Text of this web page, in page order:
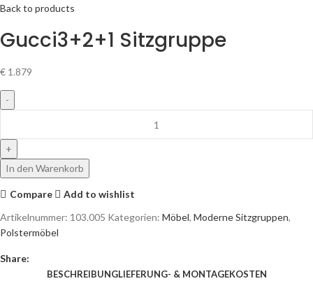
Back to products
Gucci3+2+1 Sitzgruppe
€ 1.879
In den Warenkorb
Compare
Add to wishlist
Artikelnummer: 103.005 Kategorien: Möbel, Moderne Sitzgruppen,
Polstermöbel
Share:
BESCHREIBUNGLIEFERUNG- & MONTAGEKOSTEN